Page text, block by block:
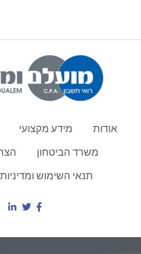
אודות מידע מקצועי
משרד הביטחון
תנאי השימוש